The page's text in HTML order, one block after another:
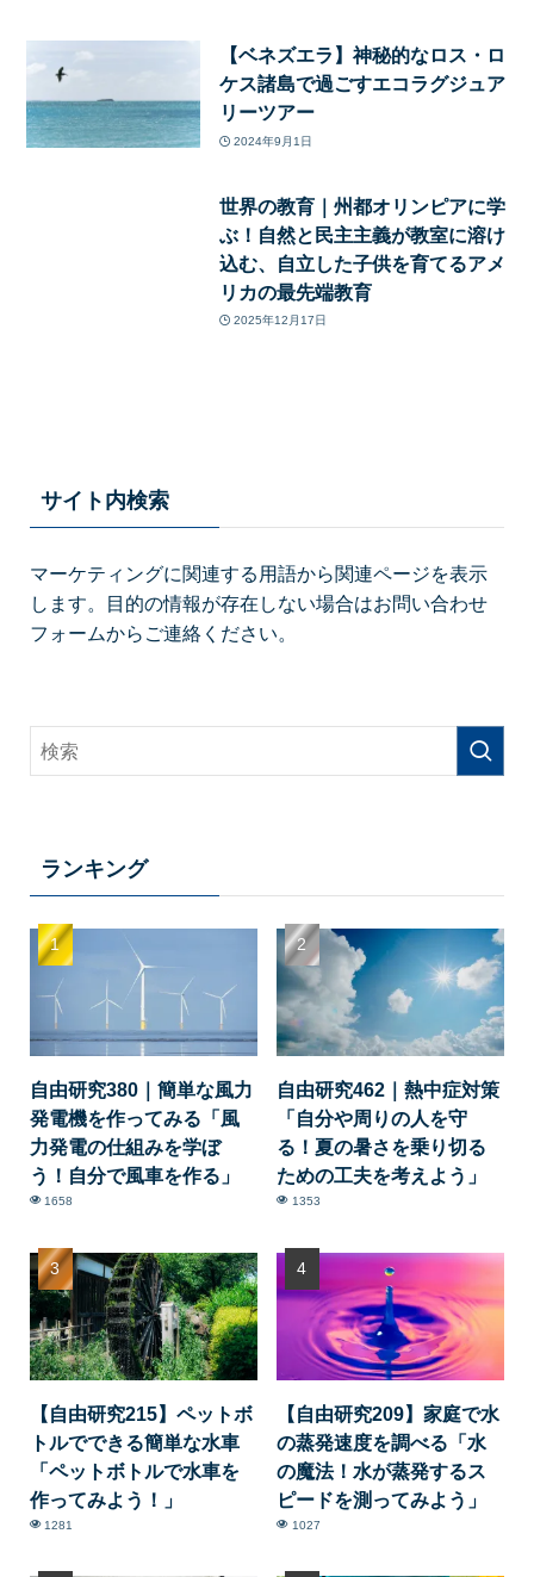
【ベネズエラ】神秘的なロス・ロ
ケス諸島で過ごすエコラグジュア
リーツアー
2024年9月1日
世界の教育｜州都オリンピアに学
ぶ！自然と民主主義が教室に溶け
込む、自立した子供を育てるアメ
リカの最先端教育
2025年12月17日
サイト内検索
マーケティングに関連する用語から関連ページを表示
します。目的の情報が存在しない場合はお問い合わせ
フォームからご連絡ください。
ランキング
自由研究380｜簡単な風力
発電機を作ってみる「風
力発電の仕組みを学ぼ
う！自分で風車を作る」
1658
自由研究462｜熱中症対策
「自分や周りの人を守
る！夏の暑さを乗り切る
ための工夫を考えよう」
1353
【自由研究215】ペットボ
トルでできる簡単な水車
「ペットボトルで水車を
作ってみよう！」
1281
【自由研究209】家庭で水
の蒸発速度を調べる「水
の魔法！水が蒸発するス
ピードを測ってみよう」
1027